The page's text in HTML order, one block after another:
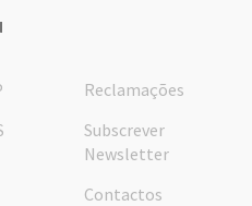
Reclamações
Subscrever
Newsletter
Contactos